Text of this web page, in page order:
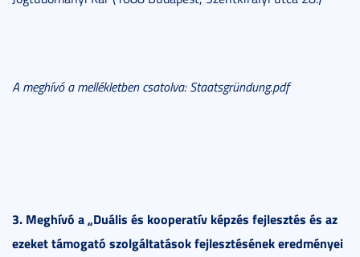
A meghívó a mellékletben csatolva: Staatsgründung.pdf
3. Meghívó a „Duális és kooperatív képzés fejlesztés és az
ezeket támogató szolgáltatások fejlesztésének eredményei